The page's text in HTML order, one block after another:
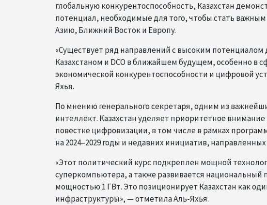
глобальную конкурентоспособность, Казахстан
потенциал, необходимые для того, чтобы стать
Азию, Ближний Восток и Европу.
«Существует ряд направлений с высоким потенциалом
Казахстаном и DCO в ближайшем будущем, особенно в
экономической конкурентоспособности и цифровой
Яхья.
По мнению генерального секретаря, одним из
интеллект. Казахстан уделяет приоритетное
повестке цифровизации, в том числе в рамках
на 2024–2029 годы и недавних инициатив,
«Этот политический курс подкреплен мощной
суперкомпьютера, а также развивается
мощностью 1 ГВт. Это позиционирует Казахстан как
инфраструктуры», — отметила Аль-Яхья.